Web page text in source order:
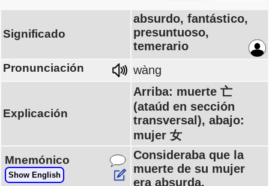
Significado
absurdo, fantástico,
presuntuoso,
temerario
Pronunciación wàng
Explicación
Arriba: muerte 亡
(ataúd en sección
transversal), abajo:
mujer 女
Mnemónico
Show English
Consideraba que la
muerte de su mujer
era absurda.